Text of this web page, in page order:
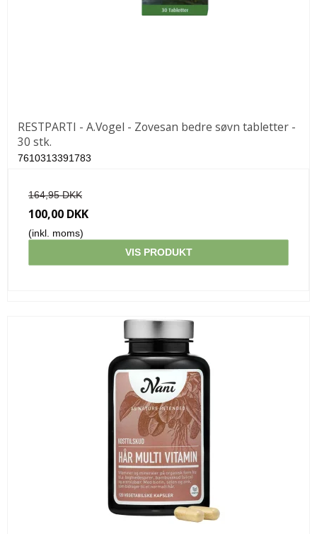
RESTPARTI - A.Vogel - Zovesan bedre søvn tabletter -
30 stk.
7610313391783
164,95 DKK
100,00 DKK
(inkl. moms)
VIS PRODUKT